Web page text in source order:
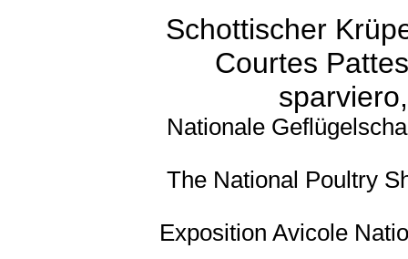
Schottischer
Courtes
Nationale
The National Poultry
Exposition Avicole